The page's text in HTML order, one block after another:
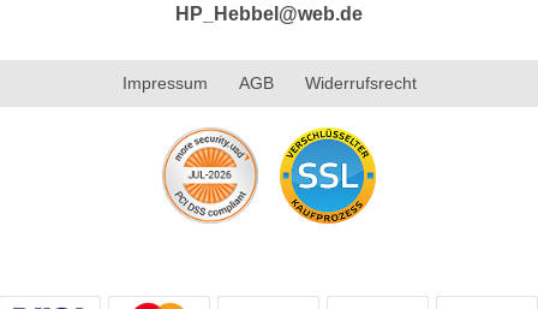
HP_Hebbel@web.de
Impressum AGB Widerrufsrecht